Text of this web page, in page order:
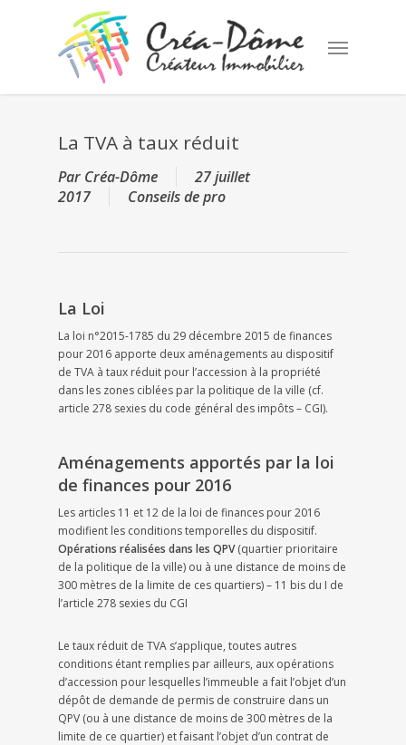
Menu
La TVA à taux réduit
Par Créa-Dôme
27 juillet
2017
Conseils de pro
La Loi
La loi n°2015-1785 du 29 décembre 2015 de finances
pour 2016 apporte deux aménagements au dispositif
de TVA à taux réduit pour l’accession à la propriété
dans les zones ciblées par la politique de la ville (cf.
article 278 sexies du code général des impôts – CGI).
Aménagements apportés par la loi
de finances pour 2016
Les articles 11 et 12 de la loi de finances pour 2016
modifient les conditions temporelles du dispositif.
Opérations réalisées dans les QPV(quartier prioritaire
de la politique de la ville) ou à une distance de moins de
300 mètres de la limite de ces quartiers) – 11 bis du I de
l’article 278 sexies du CGI
Le taux réduit de TVA s’applique, toutes autres
conditions étant remplies par ailleurs, aux opérations
d’accession pour lesquelles l’immeuble a fait l’objet d’un
dépôt de demande de permis de construire dans un
QPV (ou à une distance de moins de 300 mètres de la
limite de ce quartier) et faisant l’objet d’un contrat de